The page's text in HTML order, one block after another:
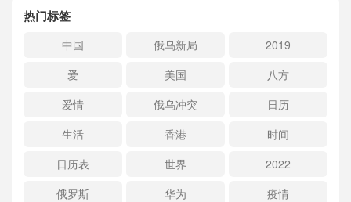
热门标签
中国 俄乌新局
2019
爱
美国
八方
爱情
俄乌冲突
日历
生活
香港
时间
日历表
世界
2022
俄罗斯
华为
疫情